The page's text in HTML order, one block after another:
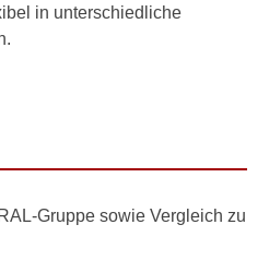
in unterschiedliche
Gruppe sowie Vergleich zu